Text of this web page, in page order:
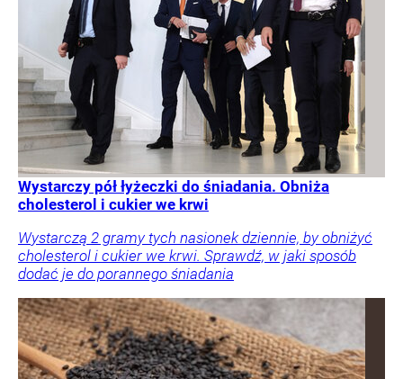
Wystarczy pół łyżeczki do śniadania. Obniża
cholesterol i cukier we krwi
Wystarczą 2 gramy tych nasionek dziennie, by obniżyć
cholesterol i cukier we krwi. Sprawdź, w jaki sposób
dodać je do porannego śniadania